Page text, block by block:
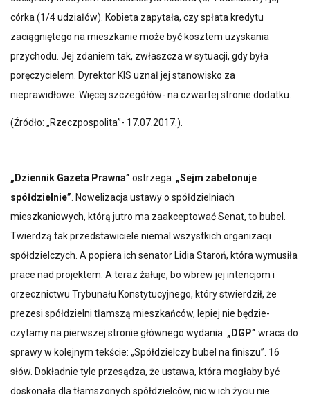
córka (1/4 udziałów). Kobieta zapytała, czy spłata kredytu
zaciągniętego na mieszkanie może być kosztem uzyskania
przychodu. Jej zdaniem tak, zwłaszcza w sytuacji, gdy była
poręczycielem. Dyrektor KIS uznał jej stanowisko za
nieprawidłowe. Więcej szczegółów- na czwartej stronie dodatku.
(Źródło: „Rzeczpospolita”- 17.07.2017.).
„Dziennik Gazeta Prawna” ostrzega: „Sejm zabetonuje
spółdzielnie” . Nowelizacja ustawy o spółdzielniach
mieszkaniowych, którą jutro ma zaakceptować Senat, to bubel.
Twierdzą tak przedstawiciele niemal wszystkich organizacji
spółdzielczych. A popiera ich senator Lidia Staroń, która wymusiła
prace nad projektem. A teraz żałuje, bo wbrew jej intencjom i
orzecznictwu Trybunału Konstytucyjnego, który stwierdził, że
prezesi spółdzielni tłamszą mieszkańców, lepiej nie będzie-
czytamy na pierwszej stronie głównego wydania. „DGP” wraca do
sprawy w kolejnym tekście: „Spółdzielczy bubel na finiszu”. 16
słów. Dokładnie tyle przesądza, że ustawa, która mogłaby być
doskonała dla tłamszonych spółdzielców, nic w ich życiu nie